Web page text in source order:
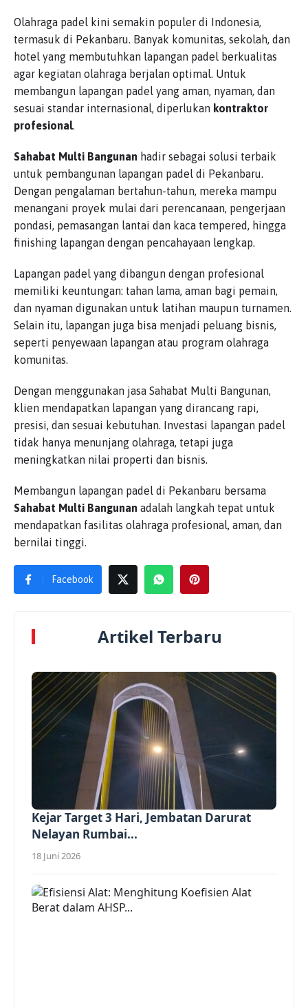
Olahraga padel kini semakin populer di Indonesia,
termasuk di Pekanbaru. Banyak komunitas, sekolah, dan
hotel yang membutuhkan lapangan padel berkualitas
agar kegiatan olahraga berjalan optimal. Untuk
membangun lapangan padel yang aman, nyaman, dan
sesuai standar internasional, diperlukan kontraktor
profesional.
Sahabat Multi Bangunan hadir sebagai solusi terbaik
untuk pembangunan lapangan padel di Pekanbaru.
Dengan pengalaman bertahun-tahun, mereka mampu
menangani proyek mulai dari perencanaan, pengerjaan
pondasi, pemasangan lantai dan kaca tempered, hingga
finishing lapangan dengan pencahayaan lengkap.
Lapangan padel yang dibangun dengan profesional
memiliki keuntungan: tahan lama, aman bagi pemain,
dan nyaman digunakan untuk latihan maupun turnamen.
Selain itu, lapangan juga bisa menjadi peluang bisnis,
seperti penyewaan lapangan atau program olahraga
komunitas.
Dengan menggunakan jasa Sahabat Multi Bangunan,
klien mendapatkan lapangan yang dirancang rapi,
presisi, dan sesuai kebutuhan. Investasi lapangan padel
tidak hanya menunjang olahraga, tetapi juga
meningkatkan nilai properti dan bisnis.
Membangun lapangan padel di Pekanbaru bersama
Sahabat Multi Bangunan adalah langkah tepat untuk
mendapatkan fasilitas olahraga profesional, aman, dan
bernilai tinggi.
Facebook
Artikel Terbaru
Kejar Target 3 Hari, Jembatan Darurat
Nelayan Rumbai...
18 Juni 2026